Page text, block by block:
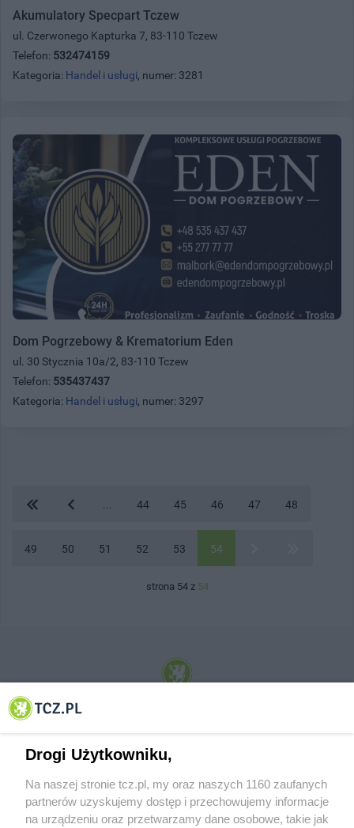
Akumulatory Specpart Tczew
ul. Czerwonego Kapturka 7, 83-110 Tczew
Telefon: 532474159
Kategoria: Handel i usługi, numer: 3281
Dom Pogrzebowy & Krematorium Eden
ul. 30 Stycznia 10a/2, 83-110 Tczew
Telefon: 535437437
Kategoria: Handel i usługi, numer: 3297
44 45 46 47 48
49 50 51 52 53 54
strona 54 z 54
© 2001-2026 Tczew - TCZ.PL Sp. z o.o. Internetowy Serwis Informacyjny Miasta
Drogi Użytkowniku,
Na naszej stronie tcz.pl, my oraz naszych 1160 zaufanych
partnerów uzyskujemy dostęp i przechowujemy informacje
na urządzeniu oraz przetwarzamy dane osobowe, takie jak